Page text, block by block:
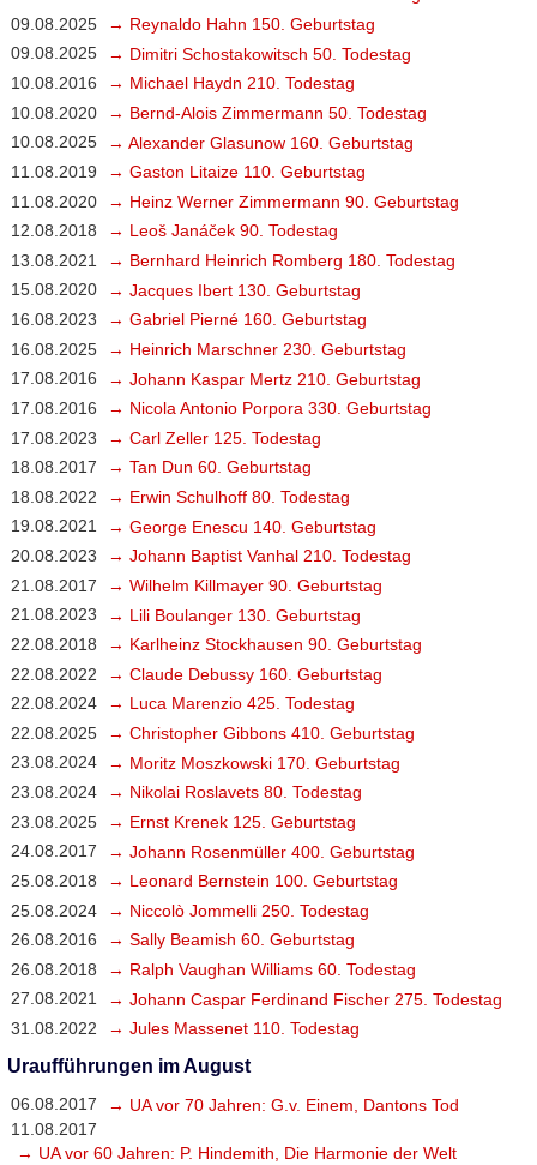
09.08.2025
→ Reynaldo Hahn 150. Geburtstag
09.08.2025
→ Dimitri Schostakowitsch 50. Todestag
10.08.2016
→ Michael Haydn 210. Todestag
10.08.2020
→ Bernd-Alois Zimmermann 50. Todestag
10.08.2025
→ Alexander Glasunow 160. Geburtstag
11.08.2019
→ Gaston Litaize 110. Geburtstag
11.08.2020
→ Heinz Werner Zimmermann 90. Geburtstag
12.08.2018
→ Leoš Janáček 90. Todestag
13.08.2021
→ Bernhard Heinrich Romberg 180. Todestag
15.08.2020
→ Jacques Ibert 130. Geburtstag
16.08.2023
→ Gabriel Pierné 160. Geburtstag
16.08.2025
→ Heinrich Marschner 230. Geburtstag
17.08.2016
→ Johann Kaspar Mertz 210. Geburtstag
17.08.2016
→ Nicola Antonio Porpora 330. Geburtstag
17.08.2023
→ Carl Zeller 125. Todestag
18.08.2017
→ Tan Dun 60. Geburtstag
18.08.2022
→ Erwin Schulhoff 80. Todestag
19.08.2021
→ George Enescu 140. Geburtstag
20.08.2023
→ Johann Baptist Vanhal 210. Todestag
21.08.2017
→ Wilhelm Killmayer 90. Geburtstag
21.08.2023
→ Lili Boulanger 130. Geburtstag
22.08.2018
→ Karlheinz Stockhausen 90. Geburtstag
22.08.2022
→ Claude Debussy 160. Geburtstag
22.08.2024
→ Luca Marenzio 425. Todestag
22.08.2025
→ Christopher Gibbons 410. Geburtstag
23.08.2024
→ Moritz Moszkowski 170. Geburtstag
23.08.2024
→ Nikolai Roslavets 80. Todestag
23.08.2025
→ Ernst Krenek 125. Geburtstag
24.08.2017
→ Johann Rosenmüller 400. Geburtstag
25.08.2018
→ Leonard Bernstein 100. Geburtstag
25.08.2024
→ Niccolò Jommelli 250. Todestag
26.08.2016
→ Sally Beamish 60. Geburtstag
26.08.2018
→ Ralph Vaughan Williams 60. Todestag
27.08.2021
→ Johann Caspar Ferdinand Fischer 275. Todestag
31.08.2022
→ Jules Massenet 110. Todestag
Uraufführungen im August
06.08.2017
→ UA vor 70 Jahren: G.v. Einem, Dantons Tod
11.08.2017
→ UA vor 60 Jahren: P. Hindemith, Die Harmonie der Welt